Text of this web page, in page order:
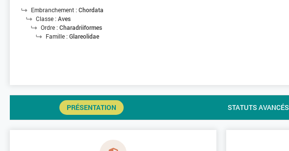
Embranchement : Chordata
Classe : Aves
Ordre : Charadriiformes
Famille : Glareolidae
PRÉSENTATION STATUTS AVANCÉS